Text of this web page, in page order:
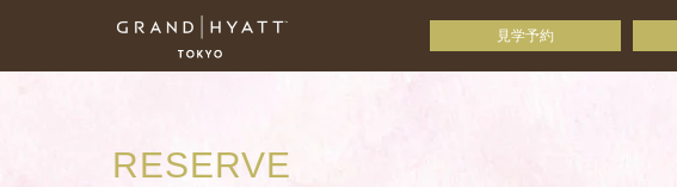
見学予約
RESERVE